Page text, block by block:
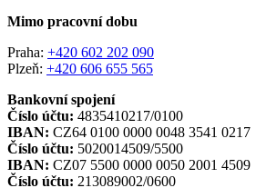
Mimo pracovní dobu
Praha: +420 602 202 090
Plzeň: +420 606 655 565
Bankovní spojení
Číslo účtu: 4835410217/0100
IBAN: CZ64 0100 0000 0048 3541 0217
Číslo účtu: 5020014509/5500
IBAN: CZ07 5500 0000 0050 2001 4509
Číslo účtu: 213089002/0600